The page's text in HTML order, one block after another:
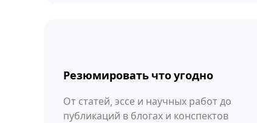
Резюмировать что угодно
От статей, эссе и научных работ до
публикаций в блогах и конспектов